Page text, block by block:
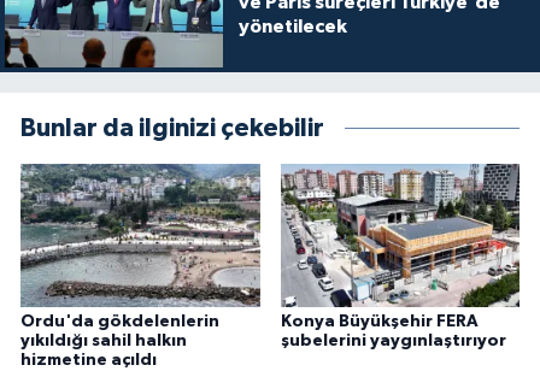
yönetilecek
Bunlar da ilginizi çekebilir
Ordu'da gökdelenlerin
yıkıldığı sahil halkın
hizmetine açıldı
Konya Büyükşehir FERA
şubelerini yaygınlaştırıyor